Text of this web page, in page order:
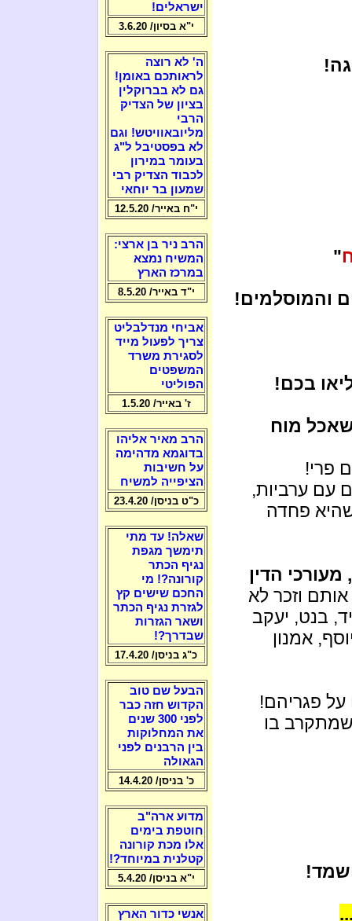
"
והמוסלמים!
בכם!
מוח
פרי!
עם ערביות,
פחדה
הדין
אותם וזכר לא
בנט, יעקב
אמנון
על פגריהם!
בו
ישראלים!
י"א בסיון/ 3.6.20
ה' לא רוצה
לראותכם באומן!
גם לא בברוקלין
בציון של הצדיק
הרבי
מליובאוויטש! וגם
לא בפסטיבל ל"ג
בעומר במירון
לכבוד הצדיק רבי
שמעון בר יוחאי
י"ח באייר/ 12.5.20
הרב ניר בן ארצי:
המשיח נמצא
במרכז הארץ
י"ד באייר/ 8.5.20
אביחי מנדלבליט
צריך לפעול מייד
לסגירת משרד
המשפטים
הפוליטי
ז' באייר/ 1.5.20
הרב מאיר אליהו
בדוגמא מדהימה
על חשיבות
הציפייה למשיח
כ"ט בניסן/ 23.4.20
שאלה! עד מתי
תימשך מגפת
נגיף הכתר
קורונה?! מי
החכם שישים קץ
לגזרת נגיף הכתר
ושאר הגזרות
שבדרך?!
כ"ג בניסן/ 17.4.20
הבעל שם טוב
הקדוש חזה כבר
לפני 300 שנים
את המחלוקות
בין הרבנים לפני
הגאולה
כ' בניסן/ 14.4.20
מדוע ארה"ב
חוטפת בימים
אלו מכת קורונה
קטלנית במיוחד?!
י"א בניסן/ 5.4.20
אנשי כדור הארץ